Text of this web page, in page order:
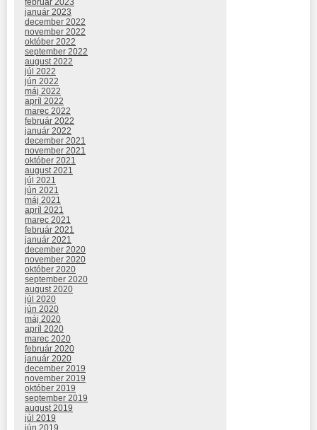
február 2023
január 2023
december 2022
november 2022
október 2022
september 2022
august 2022
júl 2022
jún 2022
máj 2022
apríl 2022
marec 2022
február 2022
január 2022
december 2021
november 2021
október 2021
august 2021
júl 2021
jún 2021
máj 2021
apríl 2021
marec 2021
február 2021
január 2021
december 2020
november 2020
október 2020
september 2020
august 2020
júl 2020
jún 2020
máj 2020
apríl 2020
marec 2020
február 2020
január 2020
december 2019
november 2019
október 2019
september 2019
august 2019
júl 2019